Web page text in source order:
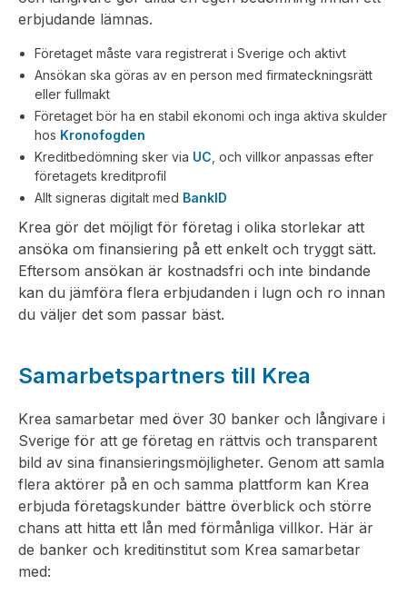
erbjudande lämnas.
Företaget måste vara registrerat i Sverige och aktivt
Ansökan ska göras av en person med firmateckningsrätt
eller fullmakt
Företaget bör ha en stabil ekonomi och inga aktiva skulder
hos Kronofogden
Kreditbedömning sker via UC , och villkor anpassas efter
företagets kreditprofil
Allt signeras digitalt med BankID
Krea gör det möjligt för företag i olika storlekar att
ansöka om finansiering på ett enkelt och tryggt sätt.
Eftersom ansökan är kostnadsfri och inte bindande
kan du jämföra flera erbjudanden i lugn och ro innan
du väljer det som passar bäst.
Samarbetspartners till Krea
Krea samarbetar med över 30 banker och långivare i
Sverige för att ge företag en rättvis och transparent
bild av sina finansieringsmöjligheter. Genom att samla
flera aktörer på en och samma plattform kan Krea
erbjuda företagskunder bättre överblick och större
chans att hitta ett lån med förmånliga villkor. Här är
de banker och kreditinstitut som Krea samarbetar
med: